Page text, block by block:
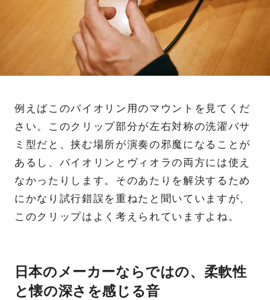
例えばこのバイオリン用のマウントを見てくだ
さい。このクリップ部分が左右対称の洗濯バサ
ミ型だと、挟む場所が演奏の邪魔になることが
あるし、バイオリンとヴィオラの両方には使え
なかったりします。そのあたりを解決するため
にかなり試行錯誤を重ねたと聞いていますが、
このクリップはよく考えられていますよね。
日本のメーカーならではの、柔軟性
と懐の深さを感じる音